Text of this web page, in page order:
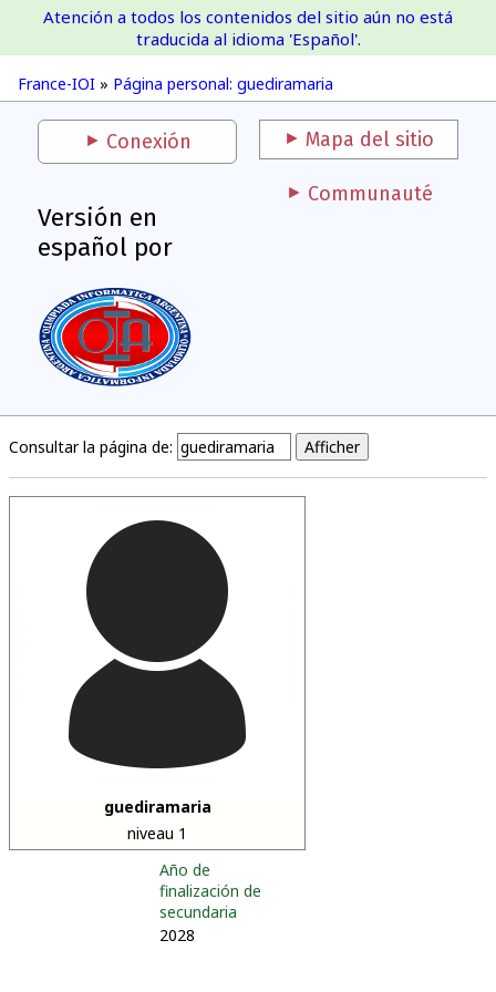
France-IOI
France-IOI » Página personal: guediramaria
Atención a todos los contenidos del sitio aún no está
traducida al idioma 'Español'.
Conexión Mapa del sitio
Versión en
español por
Communauté
Consultar la página de:
guediramaria
niveau 1
Año de
finalización de
secundaria
2028